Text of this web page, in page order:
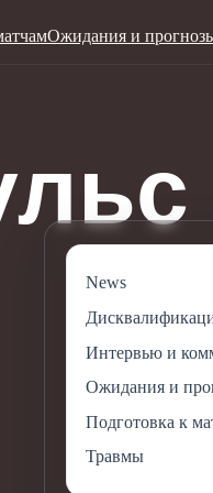
Ожидания и
News
Интервью и
Ожидания и
Подготовка к
Травмы